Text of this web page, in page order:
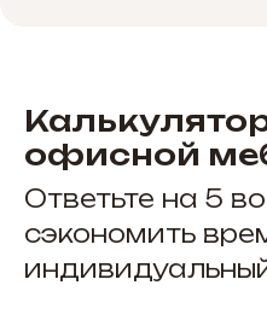
офисной
Ответьте на 5
сэкономить